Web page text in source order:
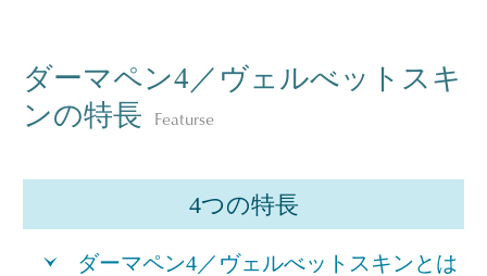
ダーマペン4／ヴェルべットスキ
ンの特長 Featurse
4つの特長
ダーマペン4／ヴェルべットスキンとは